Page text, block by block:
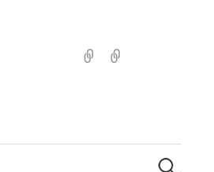
Kezdőlap
Search
for: